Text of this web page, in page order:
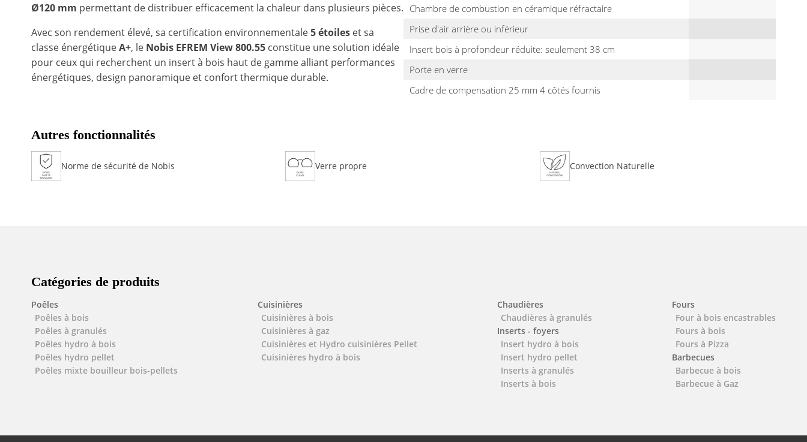
Ø120 mm permettant de distribuer efficacement la chaleur dans plusieurs pièces.
Avec son rendement élevé, sa certification environnementale5 étoiles et sa
classe énergétiqueA+, le Nobis EFREM View 800.55 constitue une solution idéale
pour ceux qui recherchent un insert à bois haut de gamme alliant performances
énergétiques, design panoramique et confort thermique durable.
Chambre de combustion en céramique réfractaire
Prise d'air arrière ou inférieur
Insert bois à profondeur réduite: seulement 38 cm
Porte en verre
Cadre de compensation 25 mm 4 côtés fournis
Autres fonctionnalités
Norme de sécurité de Nobis Verre propre Convection Naturelle
Catégories de produits
Poêles
Poêles à bois
Poêles à granulés
Poêles hydro à bois
Poêles hydro pellet
Poêles mixte bouilleur bois-pellets
Cuisinières
Cuisinières à bois
Cuisinières à gaz
Cuisinières et Hydro cuisinières Pellet
Cuisinières hydro à bois
Chaudières
Chaudières à granulés
Inserts - foyers
Insert hydro à bois
Insert hydro pellet
Inserts à granulés
Inserts à bois
Fours
Four à bois encastrables
Fours à bois
Fours à Pizza
Barbecues
Barbecue à bois
Barbecue à Gaz